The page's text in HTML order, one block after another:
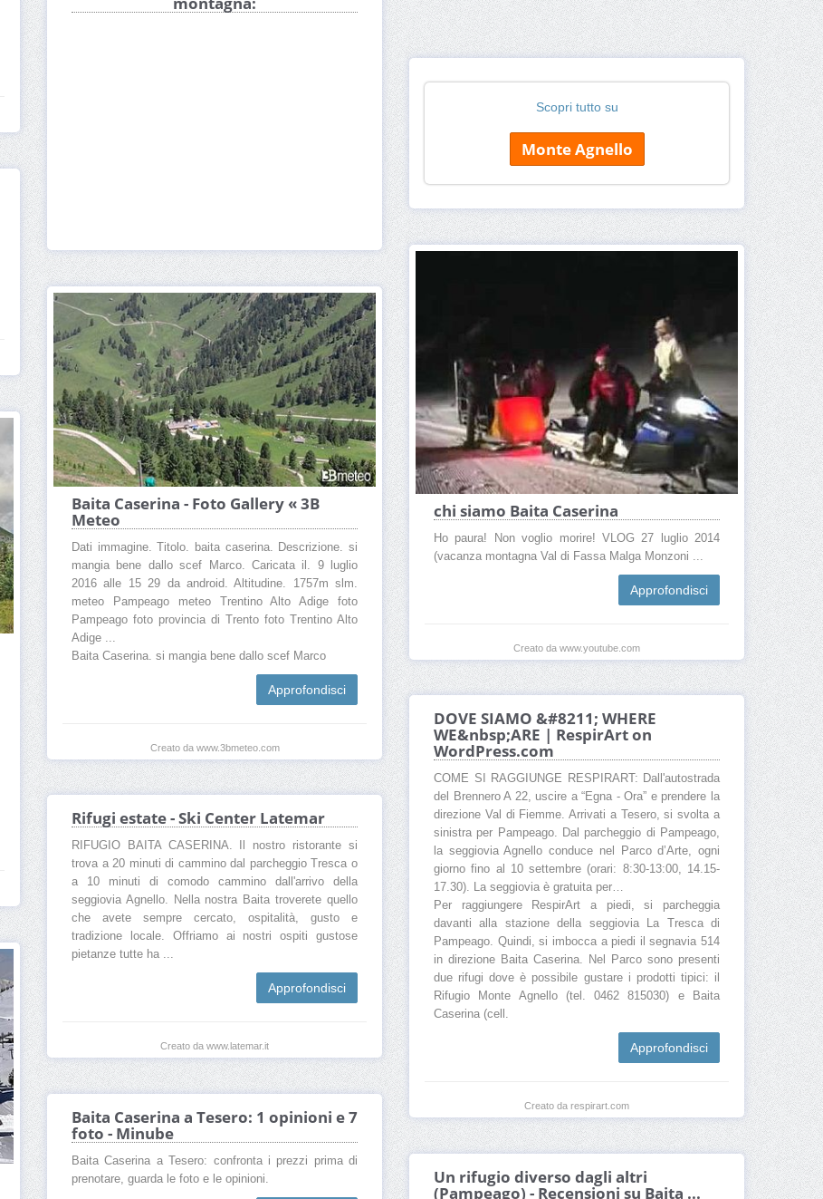
Scopri tutto su
Monte Agnello
chi siamo Baita Caserina
Ho paura! Non voglio morire! VLOG 27 luglio 2014
(vacanza montagna Val di Fassa Malga Monzoni ...
Approfondisci
Creato da www.youtube.com
Baita Caserina - Foto Gallery « 3B
Meteo
Dati immagine. Titolo. baita caserina. Descrizione. si
mangia bene dallo scef Marco. Caricata il. 9 luglio
2016 alle 15 29 da android. Altitudine. 1757m slm.
meteo Pampeago meteo Trentino Alto Adige foto
Pampeago foto provincia di Trento foto Trentino Alto
Adige ...
Baita Caserina. si mangia bene dallo scef Marco
Approfondisci
Creato da www.3bmeteo.com
DOVE SIAMO &#8211; WHERE
WE&nbsp;ARE | RespirArt on
WordPress.com
COME SI RAGGIUNGE RESPIRART: Dall'autostrada
del Brennero A 22, uscire a “Egna - Ora” e prendere la
direzione Val di Fiemme. Arrivati a Tesero, si svolta a
sinistra per Pampeago. Dal parcheggio di Pampeago,
la seggiovia Agnello conduce nel Parco d’Arte, ogni
giorno fino al 10 settembre (orari: 8:30-13:00, 14.15-
17.30). La seggiovia è gratuita per…
Per raggiungere RespirArt a piedi, si parcheggia
davanti alla stazione della seggiovia La Tresca di
Pampeago. Quindi, si imbocca a piedi il segnavia 514
in direzione Baita Caserina. Nel Parco sono presenti
due rifugi dove è possibile gustare i prodotti tipici: il
Rifugio Monte Agnello (tel. 0462 815030) e Baita
Caserina (cell.
Approfondisci
Creato da respirart.com
Rifugi estate - Ski Center Latemar
RIFUGIO BAITA CASERINA. Il nostro ristorante si
trova a 20 minuti di cammino dal parcheggio Tresca o
a 10 minuti di comodo cammino dall'arrivo della
seggiovia Agnello. Nella nostra Baita troverete quello
che avete sempre cercato, ospitalità, gusto e
tradizione locale. Offriamo ai nostri ospiti gustose
pietanze tutte ha ...
Approfondisci
Creato da www.latemar.it
Baita Caserina a Tesero: 1 opinioni e 7
foto - Minube
Baita Caserina a Tesero: confronta i prezzi prima di
prenotare, guarda le foto e le opinioni.
Un rifugio diverso dagli altri
(Pampeago) - Recensioni su Baita ...